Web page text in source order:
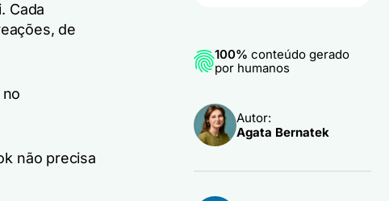
Cada
de
não precisa
100% conteúdo gerado
por humanos
Autor:
Agata Bernatek